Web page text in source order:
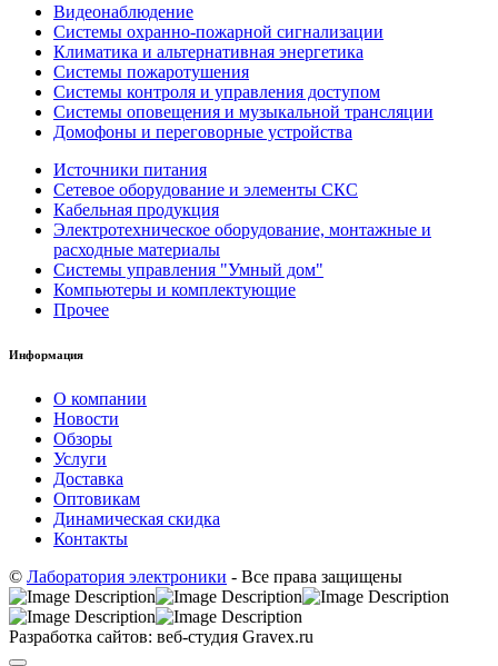
Видеонаблюдение
Системы охранно-пожарной сигнализации
Климатика и альтернативная энергетика
Системы пожаротушения
Системы контроля и управления доступом
Системы оповещения и музыкальной трансляции
Домофоны и переговорные устройства
Источники питания
Сетевое оборудование и элементы СКС
Кабельная продукция
Электротехническое оборудование, монтажные и
расходные материалы
Системы управления "Умный дом"
Компьютеры и комплектующие
Прочее
Информация
О компании
Новости
Обзоры
Услуги
Доставка
Оптовикам
Динамическая скидка
Контакты
© Лаборатория электроники - Все права защищены
Разработка сайтов: веб-студия Gravex.ru